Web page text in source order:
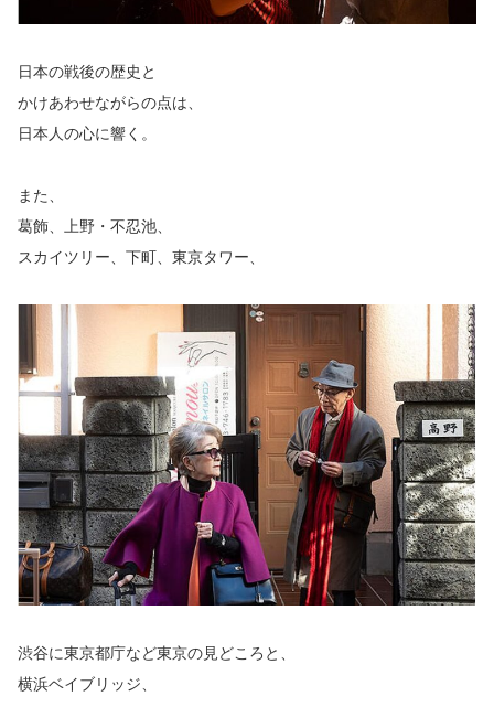
日本の戦後の歴史と
かけあわせながらの点は、
日本人の心に響く。
また、
葛飾、上野・不忍池、
スカイツリー、下町、東京タワー、
渋谷に東京都庁など東京の見どころと、
横浜ベイブリッジ、